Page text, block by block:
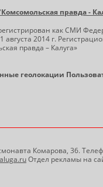
правда -
как СМИ
августа 2014 г.
правда – Калуга»
геолокации
Комарова, 36.
Отдел рекламы на